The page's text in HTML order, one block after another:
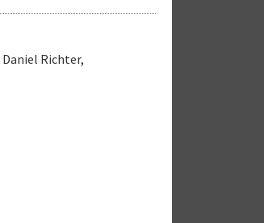
Daniel Richter,